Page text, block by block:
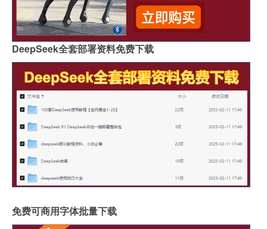
DeepSeek全套部署资料免费下载
免费可商用字体批量下载